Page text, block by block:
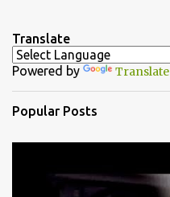
t
s
Translate
Powered by Translate
Popular Posts